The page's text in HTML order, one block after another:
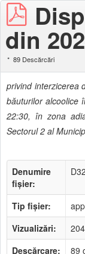
din
89 Descărcări
privind interzicerea
băuturilor alcoolice
22:30, în zona
Sectorul 2 al
Denumire
fișier:
Tip fișier:
Vizualizări:
Descărcare:
89